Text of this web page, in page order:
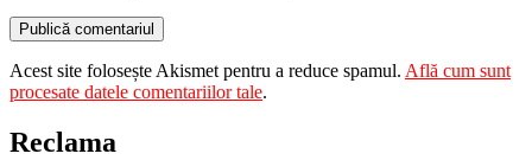
Acest site folosește Akismet pentru a reduce spamul. Află cum sunt
procesate datele comentariilor tale.
Reclama